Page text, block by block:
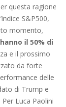
questa ragione
S&P500,
momento,
il 50% di
e il prossimo
da forte
delle
di Trump e
Luca Paolini